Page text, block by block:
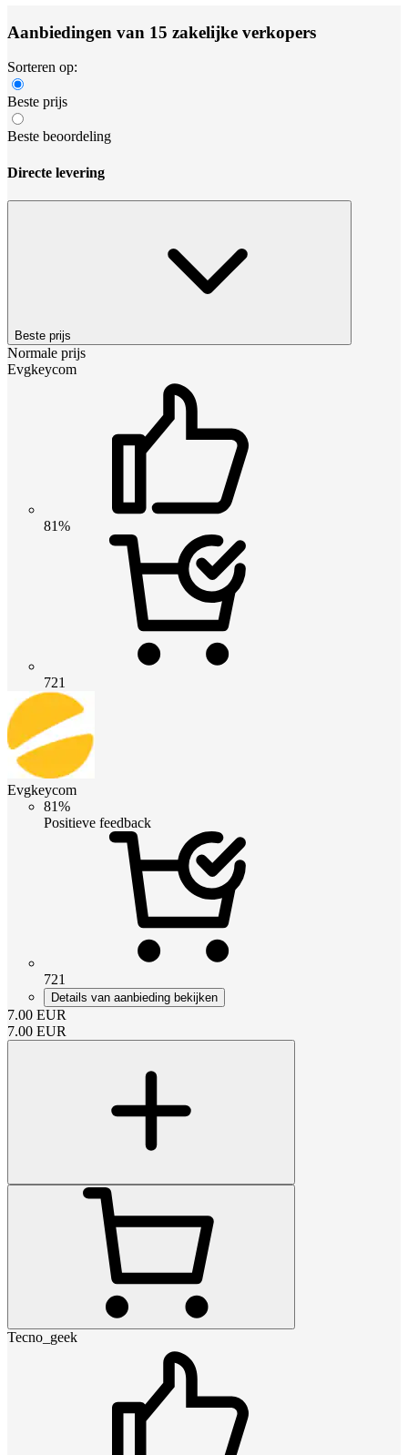
Aanbiedingen van 15 zakelijke verkopers
Sorteren op:
Beste prijs
Beste beoordeling
Directe levering
Beste prijs
Normale prijs
Evgkeycom
81%
721
Evgkeycom
81%
Positieve feedback
721
Details van aanbieding bekijken
7.00 EUR
7.00 EUR
Tecno_geek